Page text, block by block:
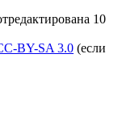
10
BY-SA 3.0 (если